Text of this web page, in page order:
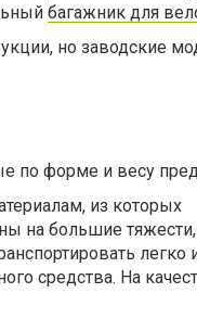
багажник для
но заводские
по форме и весу
из которых
на большие
легко
средства. На